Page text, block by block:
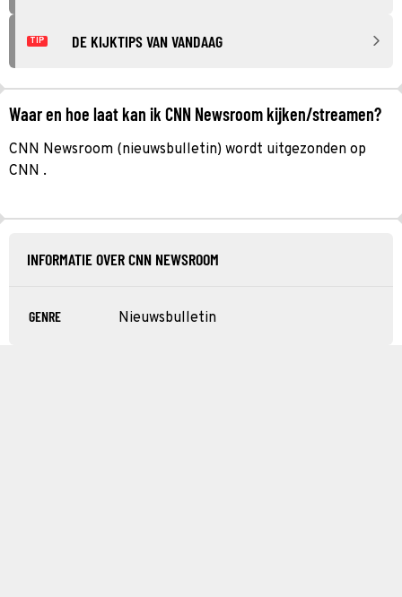
TIP DE KIJKTIPS VAN VANDAAG
Waar en hoe laat kan ik CNN Newsroom kijken/streamen?
CNN Newsroom (nieuwsbulletin) wordt uitgezonden op
CNN .
INFORMATIE OVER CNN NEWSROOM
GENRE Nieuwsbulletin